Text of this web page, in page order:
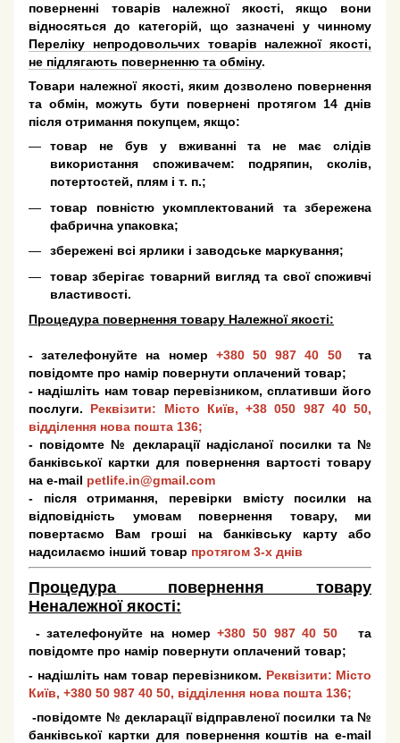
поверненні товарів належної якості, якщо вони
відносяться до категорій, що зазначені у чинному
Переліку непродовольчих товарів належної якості,
не підлягають поверненню та обміну.
Товари належної якості, яким дозволено повернення
та обмін, можуть бути повернені протягом 14 днів
після отримання покупцем, якщо:
товар не був у вживанні та не має слідів
використання споживачем: подряпин, сколів,
потертостей, плям і т. п.;
товар повністю укомплектований та збережена
фабрична упаковка;
збережені всі ярлики і заводське маркування;
товар зберігає товарний вигляд та свої споживчі
властивості.
Процедура повернення товару Належної якості:
- зателефонуйте на номер +380 50 987 40 50
та
повідомте про намір повернути оплачений товар;
- надішліть нам товар перевізником, сплативши його
послуги. Реквізити: Місто Київ, +38 050 987 40 50,
відділення нова пошта 136;
- повідомте № декларації надісланої посилки та №
банківської картки для повернення вартості товару
на e-mail petlife.in@gmail.com
- після отримання, перевірки вмісту посилки на
відповідність умовам повернення товару, ми
повертаємо Вам гроші на банківську карту або
надсилаємо інший товар протягом 3-х днів
Процедура повернення товару
Неналежної якості:
- зателефонуйте на номер +380 50 987 40 50
та
повідомте про намір повернути оплачений товар;
- надішліть нам товар перевізником. Реквізити: Місто
Київ, +380 50 987 40 50, відділення нова пошта 136;
-повідомте № декларації відправленої посилки та №
банківської картки для повернення коштів на e-mail